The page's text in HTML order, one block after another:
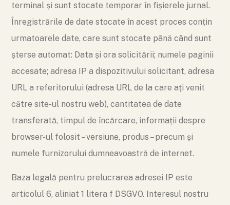
terminal și sunt stocate temporar în fișierele jurnal.
Înregistrările de date stocate în acest proces conțin
urmatoarele date, care sunt stocate până când sunt
șterse automat: Data și ora solicitării; numele paginii
accesate; adresa IP a dispozitivului solicitant, adresa
URL a referitorului (adresa URL de la care ați venit
către site-ul nostru web), cantitatea de date
transferată, timpul de încărcare, informații despre
browser-ul folosit – versiune, produs – precum și
numele furnizorului dumneavoastră de internet.
Baza legală pentru prelucrarea adresei IP este
articolul 6, aliniat 1 litera f DSGVO. Interesul nostru